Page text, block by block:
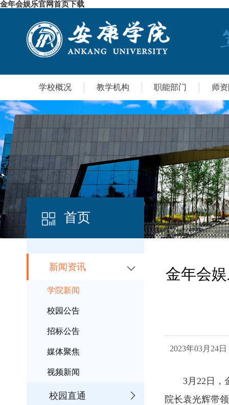
金年会娱乐官网首页下载
学校概况 教学机构 职能部门 师
首页
新闻资讯
学院新闻
校园公告
招标公告
媒体聚焦
视频新闻
校园直通
金年会
2023年
院长袁光辉带